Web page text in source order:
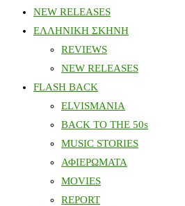
NEW RELEASES
ΕΛΛΗΝΙΚΗ ΣΚΗΝΗ
REVIEWS
NEW RELEASES
FLASH BACK
ELVISMANIA
BACK TO THE 50s
MUSIC STORIES
ΑΦΙΕΡΩΜΑΤΑ
MOVIES
REPORT